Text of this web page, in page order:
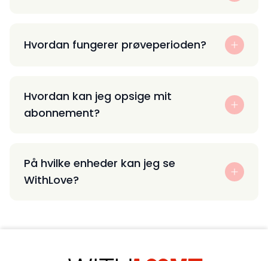
Hvordan fungerer prøveperioden?
Hvordan kan jeg opsige mit
abonnement?
På hvilke enheder kan jeg se
WithLove?